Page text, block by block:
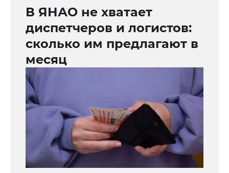
В ЯНАО не хватает
диспетчеров и логистов:
сколько им предлагают в
месяц